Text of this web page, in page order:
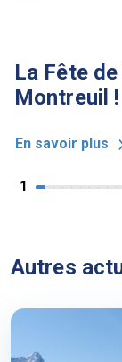
La Fête
Montreuil !
En savoir plus
1
Autres